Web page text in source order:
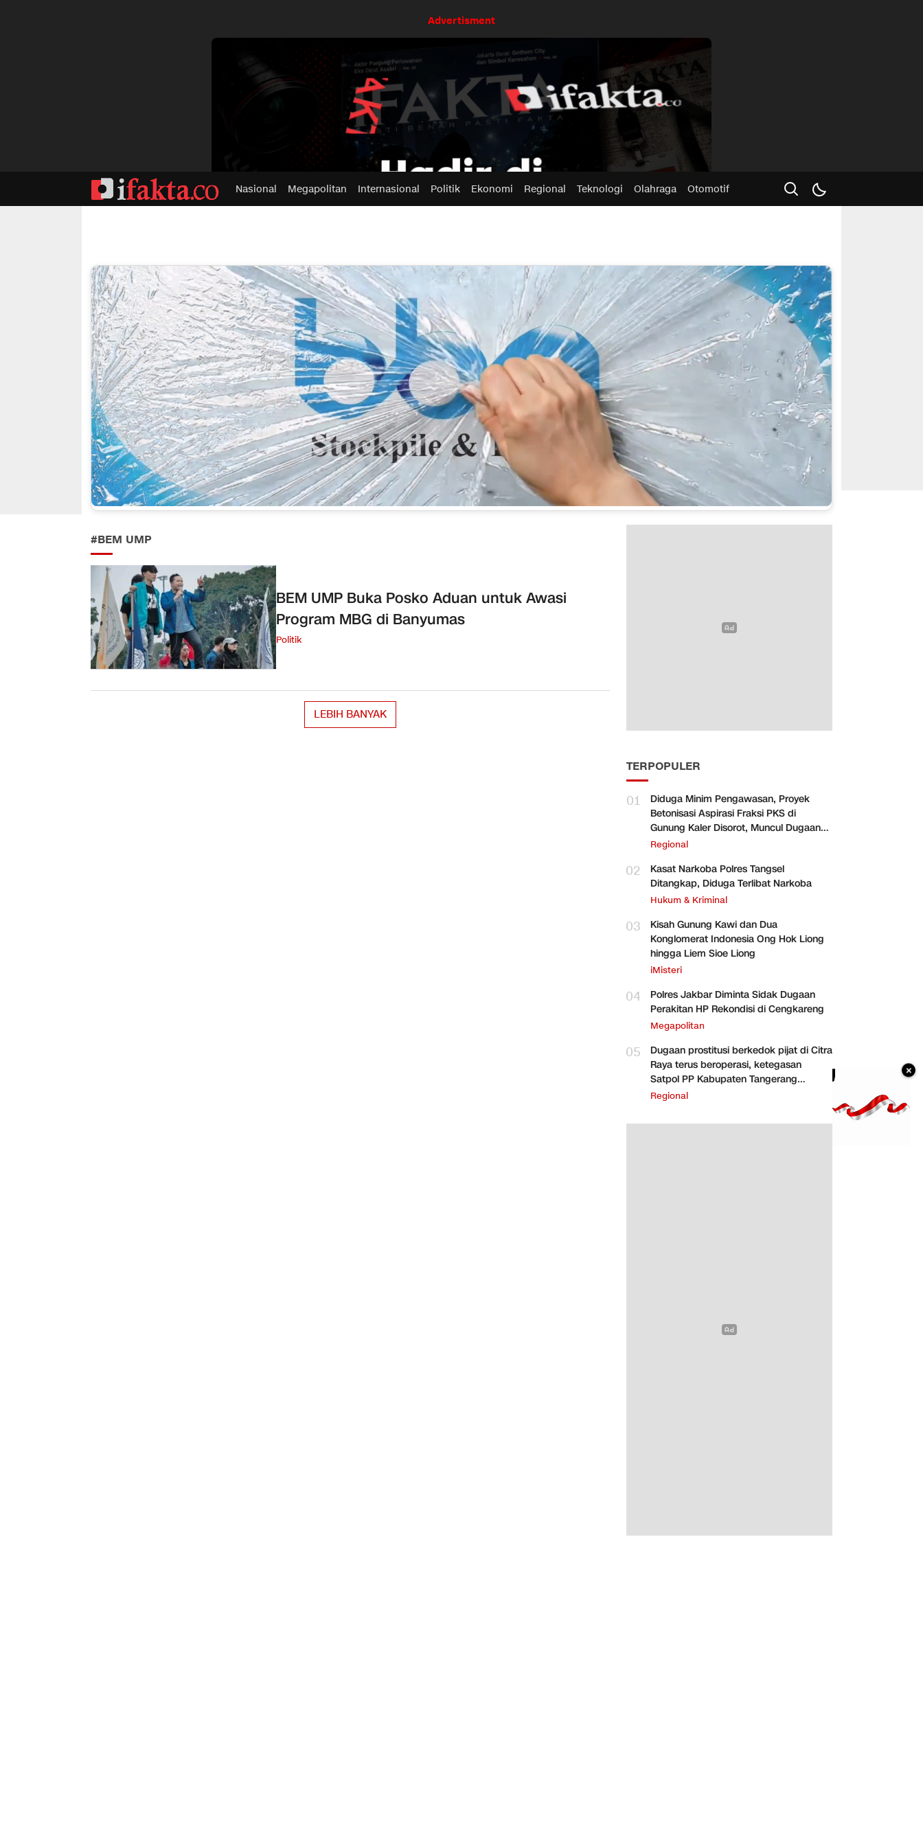
Advertisment
Nasional Megapolitan Internasional Politik Ekonomi Regional Teknologi Olahraga Otomotif
#BEM UMP
BEM UMP Buka Posko Aduan untuk Awasi
Program MBG di Banyumas
Politik
LEBIH BANYAK
TERPOPULER
01
Diduga Minim Pengawasan, Proyek
Betonisasi Aspirasi Fraksi PKS di
Gunung Kaler Disorot, Muncul Dugaan
Pengurangan Volume
Regional
02
Kasat Narkoba Polres Tangsel
Ditangkap, Diduga Terlibat Narkoba
Hukum & Kriminal
03
Kisah Gunung Kawi dan Dua
Konglomerat Indonesia Ong Hok Liong
hingga Liem Sioe Liong
iMisteri
04
Polres Jakbar Diminta Sidak Dugaan
Perakitan HP Rekondisi di Cengkareng
Megapolitan
05
Dugaan prostitusi berkedok pijat di Citra
Raya terus beroperasi, ketegasan
Satpol PP Kabupaten Tangerang
dipertanyakan
Regional
×